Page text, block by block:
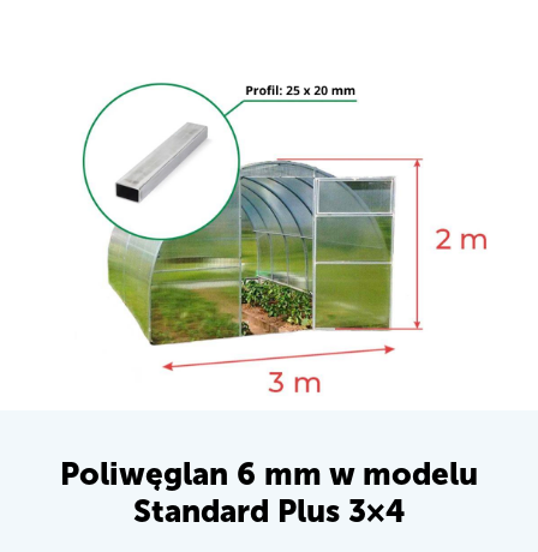
Poliwęglan 6 mm w modelu
Standard Plus 3×4